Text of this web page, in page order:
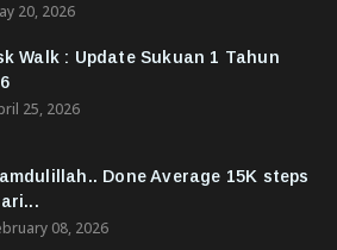
20, 2026
Walk : Update Sukuan 1 Tahun
25, 2026
Done Average 15K steps
08, 2026